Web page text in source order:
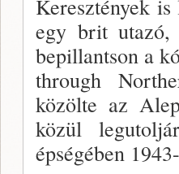
Keresztények
egy brit utazó,
bepillantson a
through
közölte az
közül
épségében